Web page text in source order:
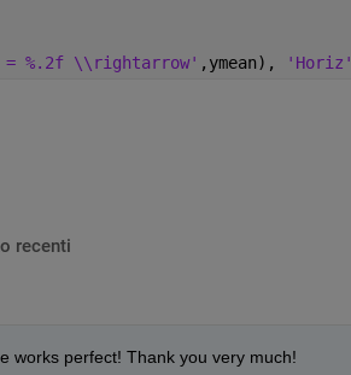
= %.2f \\rightarrow' ,ymean), 'Horiz'
recenti
works perfect! Thank you very much!